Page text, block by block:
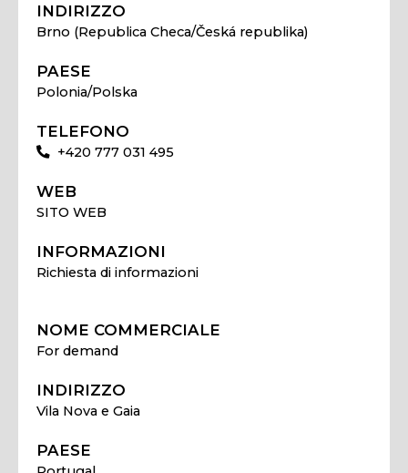
INDIRIZZO
Brno (Republica Checa/Česká republika)
PAESE
Polonia/Polska
TELEFONO
+420 777 031 495
WEB
SITO WEB
INFORMAZIONI
Richiesta di informazioni
NOME COMMERCIALE
For demand
INDIRIZZO
Vila Nova e Gaia
PAESE